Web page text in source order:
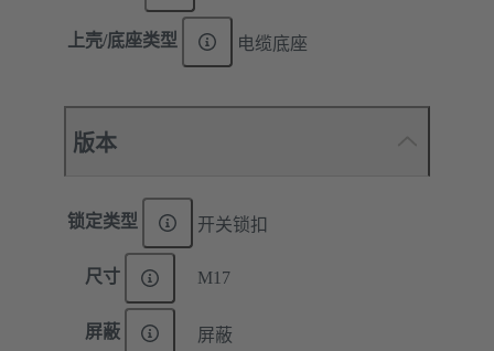
上壳/底座类型 电缆底座
版本
锁定类型 开关锁扣
尺寸 M17
屏蔽 屏蔽